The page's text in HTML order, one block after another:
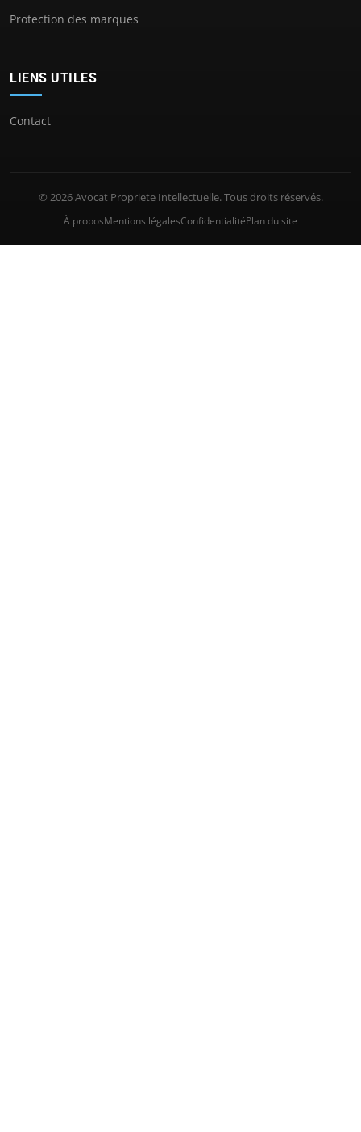
Protection des marques
LIENS UTILES
Contact
© 2026 Avocat Propriete Intellectuelle. Tous droits réservés.
À proposMentions légalesConfidentialitéPlan du site